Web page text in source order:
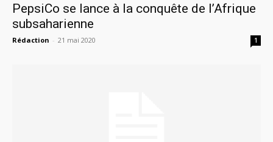
PepsiCo se lance à la conquête de l’Afrique
subsaharienne
Rédaction - 21 mai 2020 1